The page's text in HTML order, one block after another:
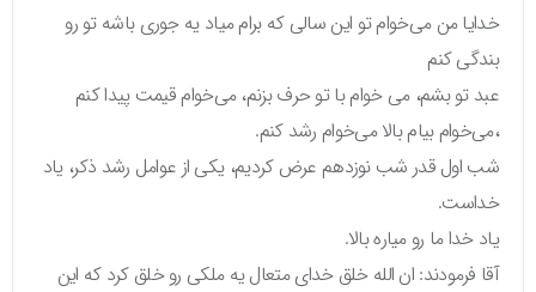
خدایا من می‌خوام تو این سالی که برام میاد یه جوری باشه تو رو
بندگی کنم
عبد تو بشم، می خوام با تو حرف بزنم، می‌خوام قیمت پیدا کنم
،می‌خوام بیام بالا می‌خوام رشد کنم.
شب اول قدر شب نوزدهم عرض کردیم، یکی از عوامل رشد ذکر، یاد
خداست.
یاد خدا ما رو میاره بالا.
آقا فرمودند: ان الله خلق خدای متعال یه ملکی رو خلق کرد که این